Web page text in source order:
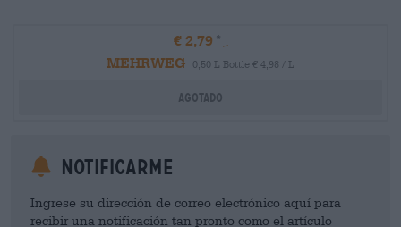
€ 2,79
MEHRWEG
0,50 L Bottle € 4,98 / L
Agotado
Notificarme
Ingrese su dirección de correo electrónico aquí para
recibir una notificación tan pronto como el artículo